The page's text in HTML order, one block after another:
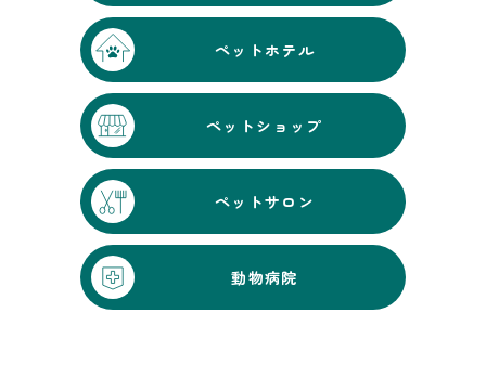
ペットホテル
ペットショップ
ペットサロン
動物病院